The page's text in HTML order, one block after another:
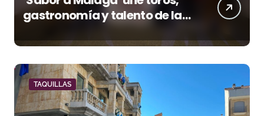
gastronomía y talento de la
tierra en La Malagueta
TAQUILLAS